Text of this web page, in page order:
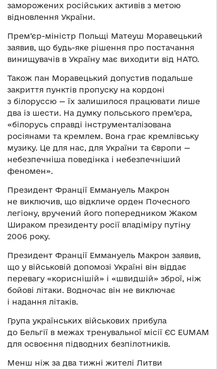
заморожених російських активів з метою
відновлення України.
Прем’єр-міністр Польщі Матеуш Моравецький
заявив, що будь-яке рішення про постачання
винищувачів в Україну має виходити від НАТО.
Також пан Моравецький допустив подальше
закриття пунктів пропуску на кордоні
з білоруссю — їх залишилося працювати лише
два із шести. На думку польського прем’єра,
«білорусь справді інструменталізована
росіянами та кремлем. Вона грає кремлівську
музику. Це для нас, для України та Європи —
небезпечніша поведінка і небезпечніший
феномен».
Президент Франції Еммануель Макрон
не виключив, що відкличе орден Почесного
легіону, вручений його попередником Жаком
Шираком президенту росії владіміру путіну
2006 року.
Президент Франції Еммануель Макрон заявив,
що у військовій допомозі Україні він віддає
перевагу «кориснішій» і «швидшій» зброї, ніж
бойові літаки. Водночас він не виключає
і надання літаків.
Група українських військових прибула
до Бельгії в межах тренувальної місії ЄС EUMAM
для освоєння підводних безпілотників.
Менш ніж за два тижні жителі Литви